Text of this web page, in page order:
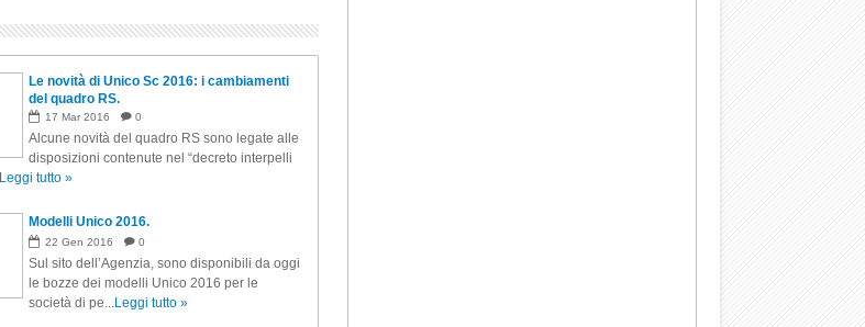
Le novità di Unico Sc 2016: i cambiamenti
del quadro RS.
17 Mar 2016 0
Alcune novità del quadro RS sono legate alle
disposizioni contenute nel “decreto interpelli
Leggi tutto »
Modelli Unico 2016.
22 Gen 2016 0
Sul sito dell’Agenzia, sono disponibili da oggi
le bozze dei modelli Unico 2016 per le
società di pe...Leggi tutto »